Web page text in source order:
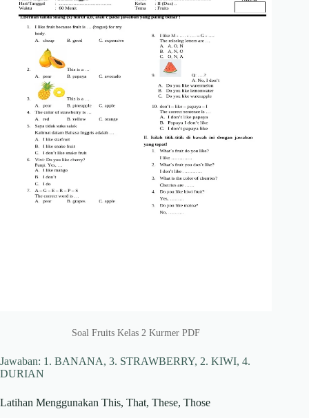
Soal Fruits Kelas 2 Kurmer PDF
Jawaban: 1. BANANA, 3. STRAWBERRY, 2. KIWI, 4.
DURIAN
Latihan Menggunakan This, That, These, Those